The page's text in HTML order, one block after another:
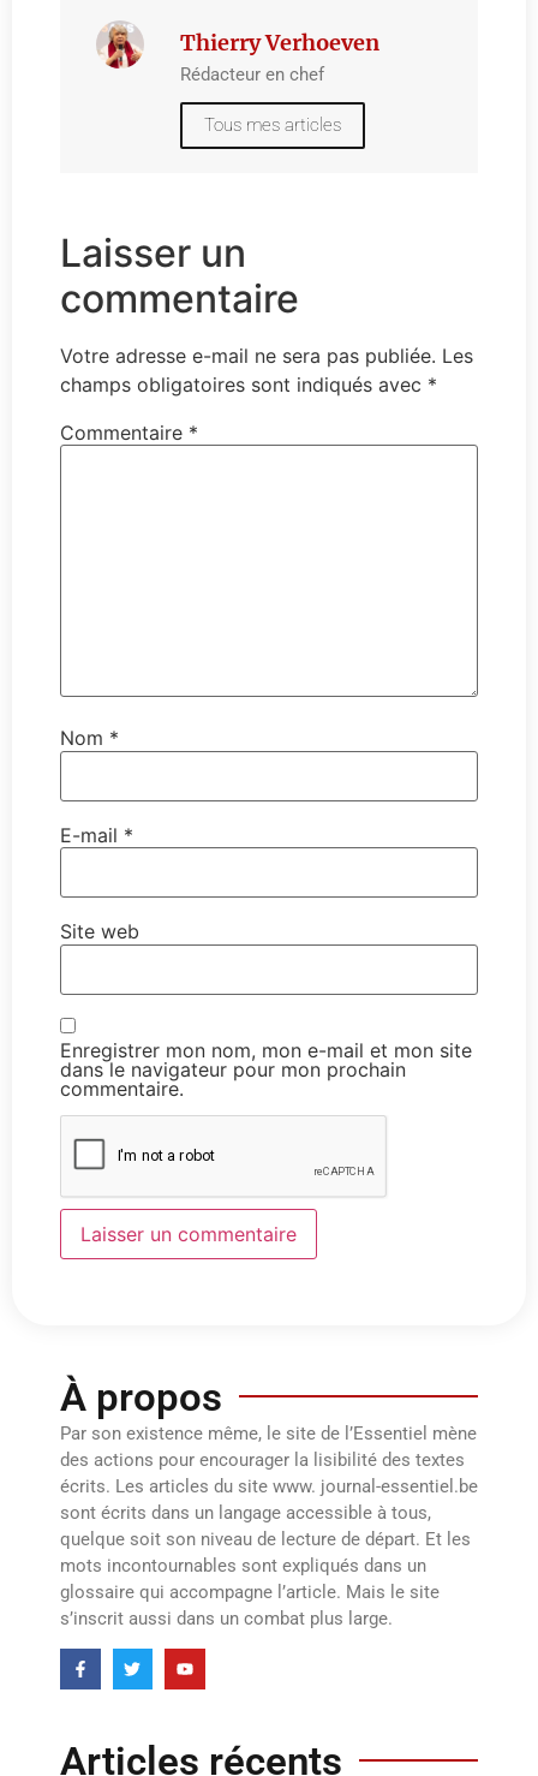
Thierry Verhoeven
Rédacteur en chef
Tous mes articles
Laisser un
commentaire
Votre adresse e-mail ne sera pas publiée. Les
champs obligatoires sont indiqués avec *
Commentaire *
Nom *
E-mail *
Site web
Enregistrer mon nom, mon e-mail et mon site
dans le navigateur pour mon prochain
commentaire.
À propos
Par son existence même, le site de l’Essentiel mène
des actions pour encourager la lisibilité des textes
écrits. Les articles du site www. journal-essentiel.be
sont écrits dans un langage accessible à tous,
quelque soit son niveau de lecture de départ. Et les
mots incontournables sont expliqués dans un
glossaire qui accompagne l’article. Mais le site
s’inscrit aussi dans un combat plus large.
Articles récents